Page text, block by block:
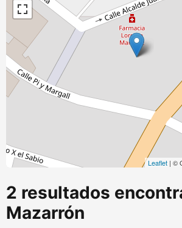
Leaflet | ©
2 resultados
Mazarrón